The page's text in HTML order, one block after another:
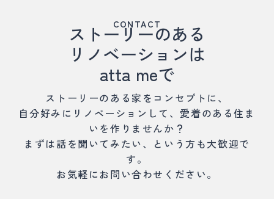
CONTACT
ストーリーのある
リノベーションは
atta meで
ストーリーのある家をコンセプトに、
自分好みにリノベーションして、愛着のある住ま
いを作りませんか？
まずは話を聞いてみたい、という方も大歓迎で
す。
お気軽にお問い合わせください。